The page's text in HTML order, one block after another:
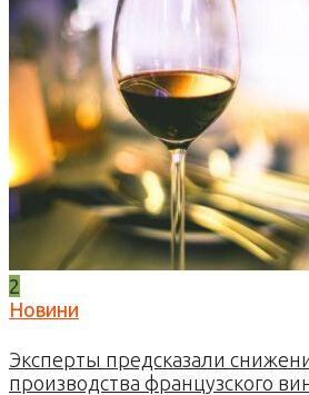
2
Новини
Эксперты предсказали
производства французского